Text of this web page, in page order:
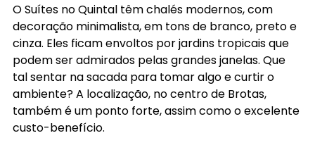
O Suítes no Quintal têm chalés modernos, com
decoração minimalista, em tons de branco, preto e
cinza. Eles ficam envoltos por jardins tropicais que
podem ser admirados pelas grandes janelas. Que
tal sentar na sacada para tomar algo e curtir o
ambiente? A localização, no centro de Brotas,
também é um ponto forte, assim como o excelente
custo-benefício.